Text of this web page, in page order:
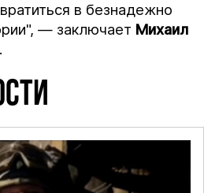
в безнадежно
— заключает Михаил